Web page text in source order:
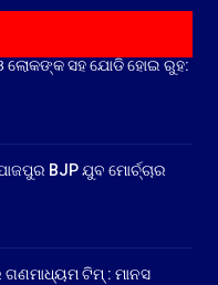
ଲୋକଙ୍କ ସହ ଯୋଡି ହୋଇ ରୁହ:
BJP ଯୁବ ମୋର୍ଚ୍ଚାର
ଗଣମାଧ୍ୟମ ଟିମ୍ : ମାନସ